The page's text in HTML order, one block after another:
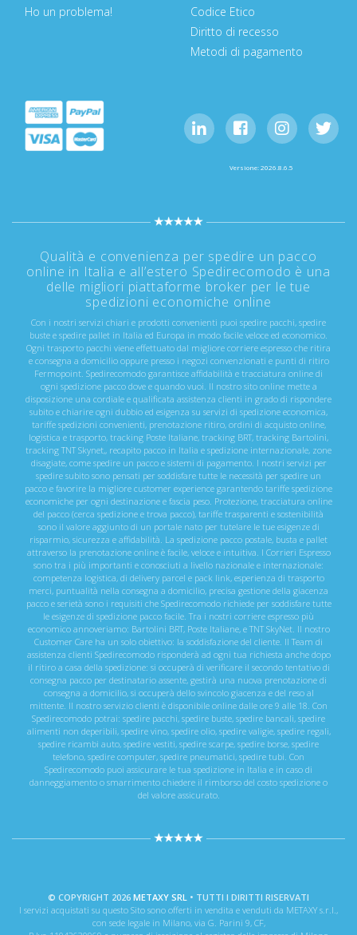
Ho un problema!
Codice Etico
Diritto di recesso
Metodi di pagamento
Versione: 2026.8.6.5
Qualità e convenienza per spedire un pacco
online in Italia e all’estero Spedirecomodo è una
delle migliori piattaforme broker per le tue
spedizioni economiche online
Con i nostri servizi chiari e prodotti convenienti puoi spedire pacchi, spedire
buste e spedire pallet in Italia ed Europa in modo facile veloce ed economico.
Ogni trasporto pacchi viene effettuato dal migliore corriere espresso che ritira
e consegna a domicilio oppure presso i negozi convenzionati e punti di ritiro
Fermopoint. Spedirecomodo garantisce affidabilità e tracciatura online di
ogni spedizione pacco dove e quando vuoi. Il nostro sito online mette a
disposizione una cordiale e qualificata assistenza clienti in grado di rispondere
subito e chiarire ogni dubbio ed esigenza su servizi di spedizione economica,
tariffe spedizioni convenienti, prenotazione ritiro, ordini di acquisto online,
logistica e trasporto, tracking Poste Italiane, tracking BRT, tracking Bartolini,
tracking TNT Skynet,, recapito pacco in Italia e spedizione internazionale, zone
disagiate, come spedire un pacco e sistemi di pagamento. I nostri servizi per
spedire subito sono pensati per soddisfare tutte le necessità per spedire un
pacco e favorire la migliore customer experience garantendo tariffe spedizione
economiche per ogni destinazione e fascia peso. Protezione, tracciatura online
del pacco (cerca spedizione e trova pacco), tariffe trasparenti e sostenibilità
sono il valore aggiunto di un portale nato per tutelare le tue esigenze di
risparmio, sicurezza e affidabilità. La spedizione pacco postale, busta e pallet
attraverso la prenotazione online è facile, veloce e intuitiva. I Corrieri Espresso
sono tra i più importanti e conosciuti a livello nazionale e internazionale:
competenza logistica, di delivery parcel e pack link, esperienza di trasporto
merci, puntualità nella consegna a domicilio, precisa gestione della giacenza
pacco e serietà sono i requisiti che Spedirecomodo richiede per soddisfare tutte
le esigenze di spedizione pacco facile. Tra i nostri corriere espresso più
economico annoveriamo: Bartolini BRT, Poste Italiane, e TNT SkyNet. Il nostro
Customer Care ha un solo obiettivo: la soddisfazione del cliente. Il Team di
assistenza clienti Spedirecomodo risponderà ad ogni tua richiesta anche dopo
il ritiro a casa della spedizione: si occuperà di verificare il secondo tentativo di
consegna pacco per destinatario assente, gestirà una nuova prenotazione di
consegna a domicilio, si occuperà dello svincolo giacenza e del reso al
mittente. Il nostro servizio clienti è disponibile online dalle ore 9 alle 18. Con
Spedirecomodo potrai: spedire pacchi, spedire buste, spedire bancali, spedire
alimenti non deperibili, spedire vino, spedire olio, spedire valigie, spedire regali,
spedire ricambi auto, spedire vestiti, spedire scarpe, spedire borse, spedire
telefono, spedire computer, spedire pneumatici, spedire tubi. Con
Spedirecomodo puoi assicurare le tua spedizione in Italia e in caso di
danneggiamento o smarrimento chiedere il rimborso del costo spedizione o
del valore assicurato.
© COPYRIGHT 2026 METAXY SRL • TUTTI I DIRITTI RISERVATI
I servizi acquistati su questo Sito sono offerti in vendita e venduti da METAXY s.r.l.,
con sede legale in Milano, via G. Parini 9, CF,